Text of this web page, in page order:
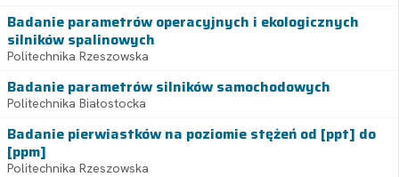
Badanie parametrów operacyjnych i ekologicznych
silników spalinowych
Politechnika Rzeszowska
Badanie parametrów silników samochodowych
Politechnika Białostocka
Badanie pierwiastków na poziomie stężeń od [ppt] do
[ppm]
Politechnika Rzeszowska